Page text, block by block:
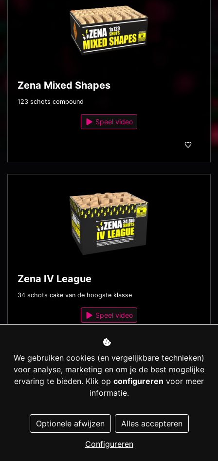
Zena Mixed Shapes
123 schots compound
Speel video
Zena IV League
34 schots cake van de hoogste klasse
Speel video
We gebruiken cookies (en vergelijkbare technieken)
voor analyse, marketing en om je de best mogelijke
ervaring te bieden. Klik op configureren voor meer
informatie.
Optionele afwijzen Alles accepteren
Configureren